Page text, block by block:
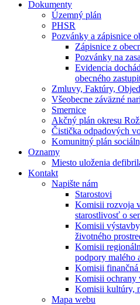
Dokumenty
Územný plán
PHSR
Pozvánky a zápisnice
Zápisnice z
Pozvánky na
Evidencia
obecného
Zmluvy, Faktúry,
Všeobecne záväzné
Smernice
Akčný plán okresu
Čistička odpadových
Komunitný plán
Oznamy
Miesto uloženia
Kontakt
Napište nám
Starostovi
Komisii rozvoja
starostlivosť o
Komisii
životného
Komisii
podpory malého
Komisii finančná
Komisii ochrany
Komisii kultúry,
Mapa webu